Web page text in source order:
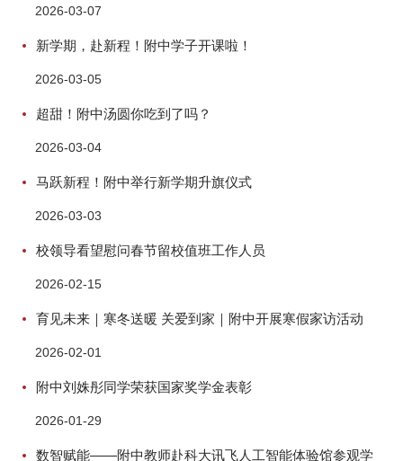
2026-03-07
新学期，赴新程！附中学子开课啦！
2026-03-05
超甜！附中汤圆你吃到了吗？
2026-03-04
马跃新程！附中举行新学期升旗仪式
2026-03-03
校领导看望慰问春节留校值班工作人员
2026-02-15
育见未来｜寒冬送暖 关爱到家｜附中开展寒假家访活动
2026-02-01
附中刘姝彤同学荣获国家奖学金表彰
2026-01-29
数智赋能——附中教师赴科大讯飞人工智能体验馆参观学